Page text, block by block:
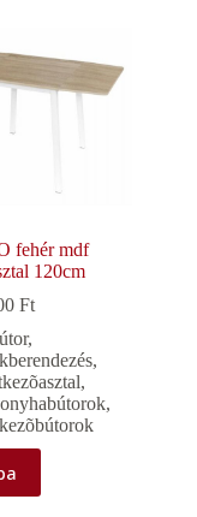
fehér mdf
120cm
Ft
,
,